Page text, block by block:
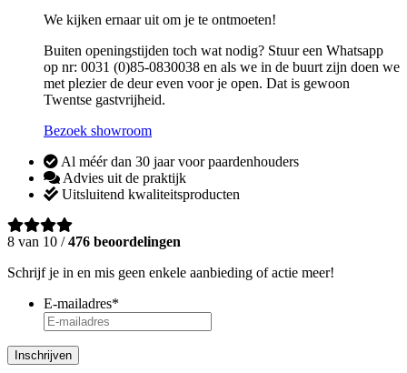
We kijken ernaar uit om je te ontmoeten!
Buiten openingstijden toch wat nodig? Stuur een Whatsapp
op nr: 0031 (0)85-0830038 en als we in de buurt zijn doen we
met plezier de deur even voor je open. Dat is gewoon
Twentse gastvrijheid.
Bezoek showroom
Al méér dan 30 jaar voor paardenhouders
Advies uit de praktijk
Uitsluitend kwaliteitsproducten
8 van 10 /476 beoordelingen
Schrijf je in en mis geen enkele aanbieding of actie meer!
E-mailadres*
Inschrijven